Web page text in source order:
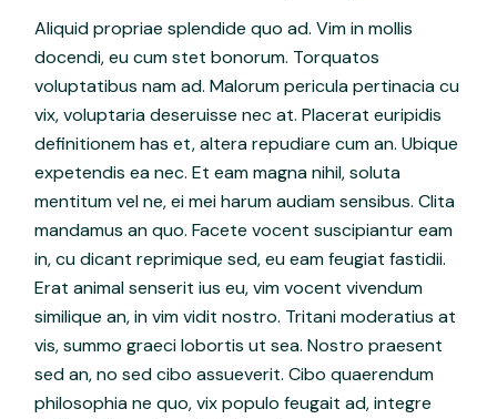
Aliquid propriae splendide quo ad. Vim in mollis
docendi, eu cum stet bonorum. Torquatos
voluptatibus nam ad. Malorum pericula pertinacia cu
vix, voluptaria deseruisse nec at. Placerat euripidis
definitionem has et, altera repudiare cum an. Ubique
expetendis ea nec. Et eam magna nihil, soluta
mentitum vel ne, ei mei harum audiam sensibus. Clita
mandamus an quo. Facete vocent suscipiantur eam
in, cu dicant reprimique sed, eu eam feugiat fastidii.
Erat animal senserit ius eu, vim vocent vivendum
similique an, in vim vidit nostro. Tritani moderatius at
vis, summo graeci lobortis ut sea. Nostro praesent
sed an, no sed cibo assueverit. Cibo quaerendum
philosophia ne quo, vix populo feugait ad, integre